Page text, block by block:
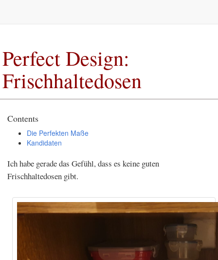
Perfect Design:
Frischhaltedosen
Contents
Die Perfekten Maße
Kandidaten
Ich habe gerade das Gefühl, dass es keine guten
Frischhaltedosen gibt.